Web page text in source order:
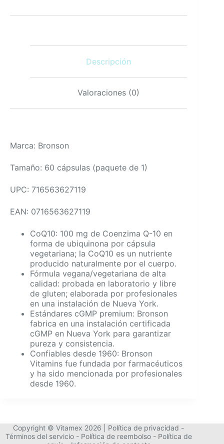
cápsulas
cantidad
Descripción
Valoraciones (0)
Marca: Bronson
Tamaño: 60 cápsulas (paquete de 1)
UPC: 716563627119
EAN: 0716563627119
CoQ10: 100 mg de Coenzima Q-10 en
forma de ubiquinona por cápsula
vegetariana; la CoQ10 es un nutriente
producido naturalmente por el cuerpo.
Fórmula vegana/vegetariana de alta
calidad: probada en laboratorio y libre
de gluten; elaborada por profesionales
en una instalación de Nueva York.
Estándares cGMP premium: Bronson
fabrica en una instalación certificada
cGMP en Nueva York para garantizar
pureza y consistencia.
Confiables desde 1960: Bronson
Vitamins fue fundada por farmacéuticos
y ha sido mencionada por profesionales
desde 1960.
Copyright © Vitamex 2026 | Política de privacidad -
Términos del servicio- Política de reembolso- Política de